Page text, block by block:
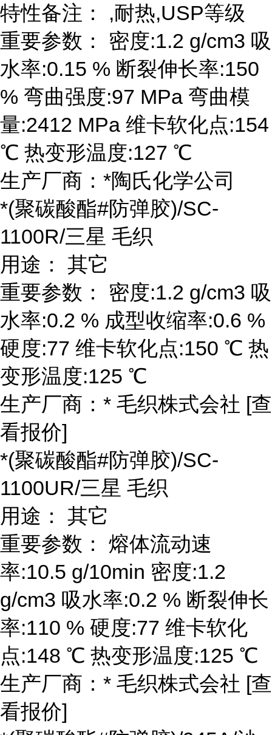
特性备注： ,耐热,USP等级
重要参数： 密度:1.2 g/cm3 吸
水率:0.15 % 断裂伸长率:150
% 弯曲强度:97 MPa 弯曲模
量:2412 MPa 维卡软化点:154
℃ 热变形温度:127 ℃
生产厂商：*陶氏化学公司
*(聚碳酸酯#防弹胶)/SC-
1100R/三星 毛织
用途： 其它
重要参数： 密度:1.2 g/cm3 吸
水率:0.2 % 成型收缩率:0.6 %
硬度:77 维卡软化点:150 ℃ 热
变形温度:125 ℃
生产厂商：* 毛织株式会社 [查
看报价]
*(聚碳酸酯#防弹胶)/SC-
1100UR/三星 毛织
用途： 其它
重要参数： 熔体流动速
率:10.5 g/10min 密度:1.2
g/cm3 吸水率:0.2 % 断裂伸长
率:110 % 硬度:77 维卡软化
点:148 ℃ 热变形温度:125 ℃
生产厂商：* 毛织株式会社 [查
看报价]